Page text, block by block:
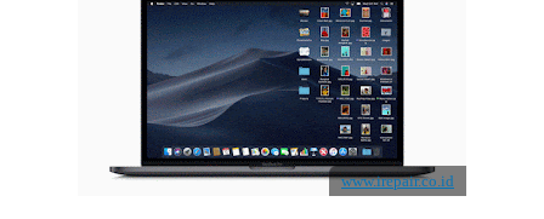
www.irepair.co.id